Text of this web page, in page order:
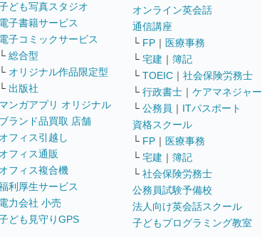
ども写真スタジオ
電子書籍サービス
電子コミックサービス
└ 総合型
└ オリジナル作品限定型
└ 出版社
マンガアプリ オリジナル
ブランド品買取 店舗
オフィス引越し
オフィス通販
オフィス複合機
利厚生サービス
電力会社 小売
ども見守りGPS
オンライン英会話
通信講座
└ FP ｜ 医療事務
└ 宅建 ｜ 簿記
└ TOEIC ｜ 社会保険労務士
└ 行政書士 ｜ ケアマネジャー
└ 公務員 ｜ ITパスポート
資格スクール
└ FP ｜ 医療事務
└ 宅建 ｜ 簿記
└ 社会保険労務士
公務員試験予備校
法人向け英会話スクール
子どもプログラミング教室